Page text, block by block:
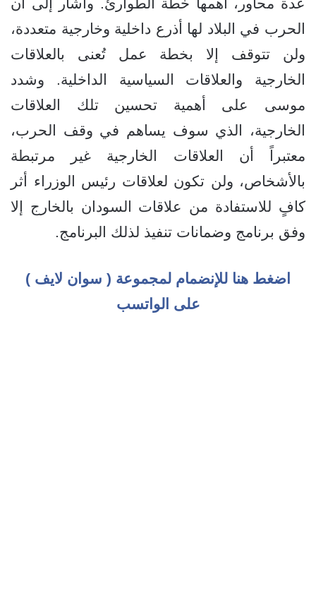
الحرب في البلاد لها أذرع داخلية وخارجية متعددة،
ولن تتوقف إلا بخطة عمل تُعنى بالعلاقات
الخارجية والعلاقات السياسية الداخلية. وشدد
موسى على أهمية تحسين تلك العلاقات
الخارجية، الذي سوف يساهم في وقف الحرب،
معتبراً أن العلاقات الخارجية غير مرتبطة
بالأشخاص، ولن تكون لعلاقات رئيس الوزراء أثر
كافٍ للاستفادة من علاقات السودان بالخارج إلا
وفق برنامج وضمانات تنفيذ لذلك البرنامج.
اضغط هنا للإنضمام لمجموعة ( سوان لايف )
على الواتسب